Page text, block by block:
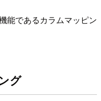
能であるカラムマッピン
グ